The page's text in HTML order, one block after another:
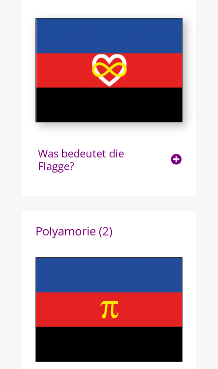
Was bedeutet die
Flagge?
Polyamorie (2)